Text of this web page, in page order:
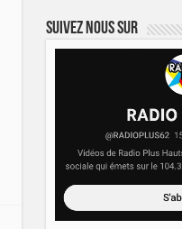
Suivez nous sur